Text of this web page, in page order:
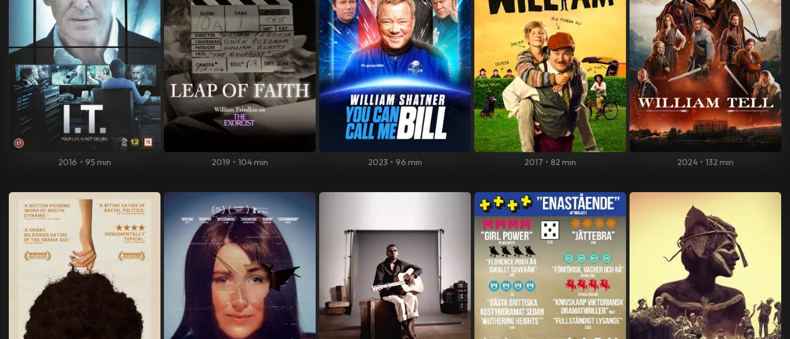
2016 • 95 min 2019 • 104 min 2023 • 96 min 2017 • 82 min 2024 • 132 min